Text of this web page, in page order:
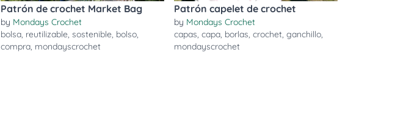
Patrón de crochet Market Bag
by Mondays Crochet
bolsa, reutilizable, sostenible, bolso,
compra, mondayscrochet
Patrón capelet de crochet
by Mondays Crochet
capas, capa, borlas, crochet, ganchillo,
mondayscrochet